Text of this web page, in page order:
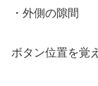
・外側の隙間
ボタン位置を覚